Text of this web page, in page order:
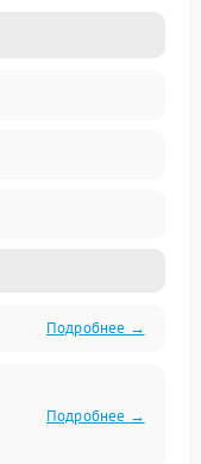
Подробнее →
Подробнее →